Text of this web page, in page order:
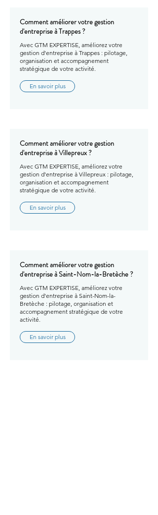
Comment améliorer votre gestion
d'entreprise à Trappes ?
Avec GTM EXPERTISE, améliorez votre
gestion d'entreprise à Trappes : pilotage,
organisation et accompagnement
stratégique de votre activité.
En savoir plus
Comment améliorer votre gestion
d'entreprise à Villepreux ?
Avec GTM EXPERTISE, améliorez votre
gestion d'entreprise à Villepreux : pilotage,
organisation et accompagnement
stratégique de votre activité.
En savoir plus
Comment améliorer votre gestion
d'entreprise à Saint-Nom-la-Bretèche ?
Avec GTM EXPERTISE, améliorez votre
gestion d'entreprise à Saint-Nom-la-
Bretèche : pilotage, organisation et
accompagnement stratégique de votre
activité.
En savoir plus